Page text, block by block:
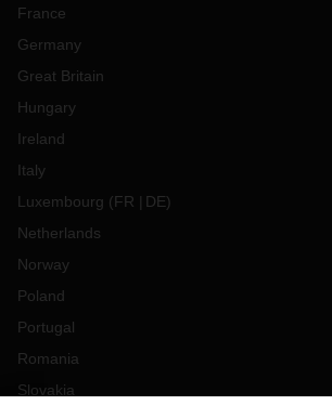
France
Germany
Great Britain
Hungary
Ireland
Italy
Luxembourg (FR DE)
Netherlands
Norway
Poland
Portugal
Romania
Slovakia